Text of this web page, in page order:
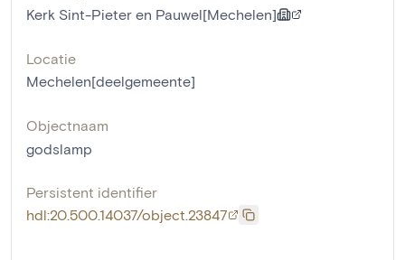
Kerk Sint-Pieter en Pauwel[Mechelen]
Locatie
Mechelen[deelgemeente]
Objectnaam
godslamp
Persistent identifier
hdl:20.500.14037/object.23847